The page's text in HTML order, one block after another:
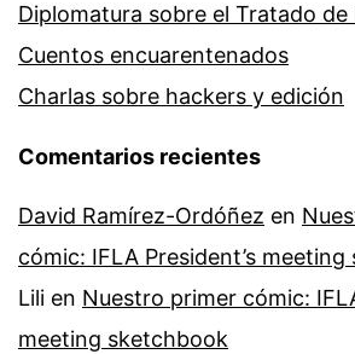
Diplomatura sobre el Tratado de
Cuentos encuarentenados
Charlas sobre hackers y edición
Comentarios recientes
David Ramírez-Ordóñez en
cómic: IFLA President’s
Lili en Nuestro primer cómic:
meeting sketchbook